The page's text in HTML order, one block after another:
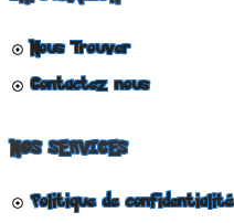
Nous Trouver
Contactez nous
NOS SERVICES
Politique de confidentialité